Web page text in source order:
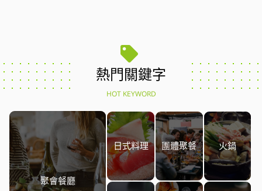
熱門關鍵字
HOT KEYWORD
聚會餐廳
日式料理 團體聚餐 火鍋